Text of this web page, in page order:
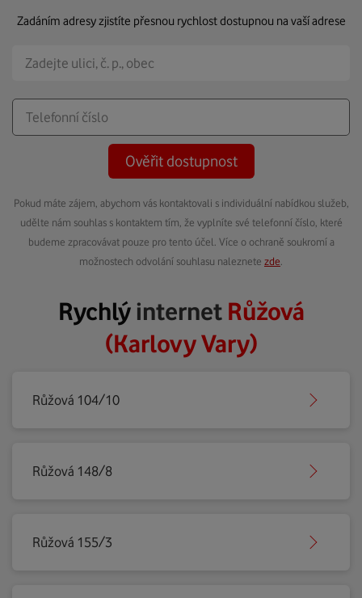
Zadáním adresy zjistíte přesnou rychlost dostupnou na vaší adrese
Ověřit dostupnost
Pokud máte zájem, abychom vás kontaktovali s individuální nabídkou služeb,
udělte nám souhlas s kontaktem tím, že vyplníte své telefonní číslo, které
budeme zpracovávat pouze pro tento účel. Více o ochraně soukromí a
možnostech odvolání souhlasu naleznete zde
Rychlýinternet Růžová
(Karlovy Vary)
Růžová 104/10
Růžová 148/8
Růžová 155/3